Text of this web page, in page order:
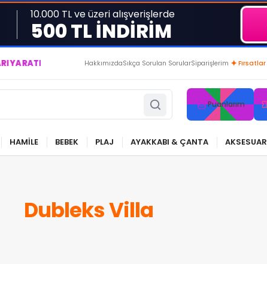
10.000 TL ve üzeri alışverişlerde
500 TL İNDİRİM
VE YAŞATIYORUZ ● BİZİMLE DAİMA KÂRDASINIZ...
HakkımızdaSıkça Sorulan SorularSiparişlerim ✦ Fırsatlar
Puanlarım
HAMİLE BEBEK PLAJ AYAKKABI & ÇANTA AKSESUAR
Dubleks Villa